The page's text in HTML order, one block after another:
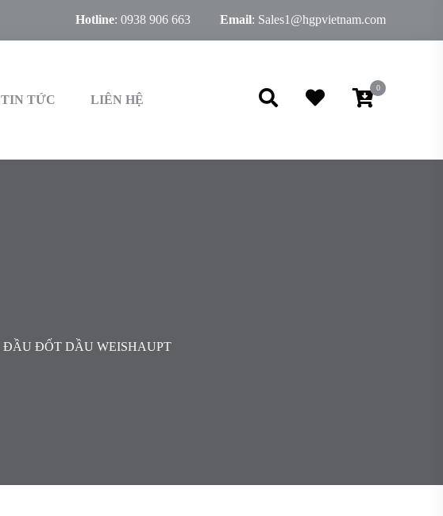
Hotline: 0938 906 663 Email: Sales1@hgpvietnam.com
TIN TỨC LIÊN HỆ
0
ĐẦU ĐỐT DẦU WEISHAUPT